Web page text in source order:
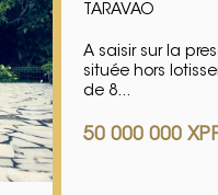
TARAVAO
A saisir sur la
située hors
de 8...
50 000 000